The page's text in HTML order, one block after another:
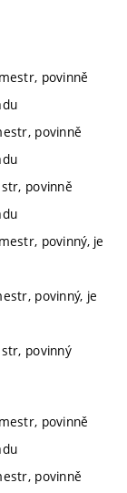
povinně
povinně
povinně
povinný, je
povinný, je
povinný
povinně
povinně